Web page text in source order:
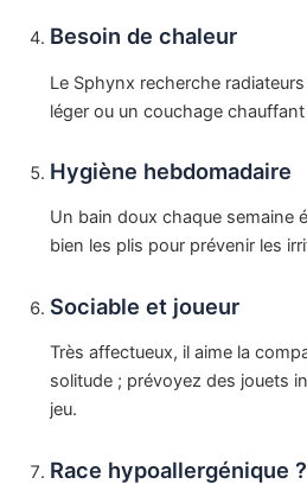
Besoin de chaleur
Le Sphynx recherche
léger ou un couchage
Hygiène hebdomadaire
Un bain doux chaque semaine
bien les plis pour prévenir les
Sociable et joueur
Très affectueux, il aime la
solitude ; prévoyez des jouets
jeu.
Race hypoallergénique ?